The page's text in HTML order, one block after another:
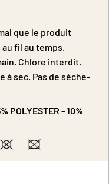
que le produit
fil au temps.
Chlore interdit.
à sec. Pas de sèche-
POLYESTER - 10%